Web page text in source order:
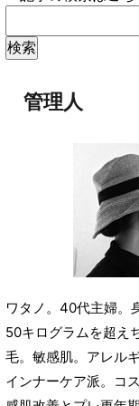
管理人
ワタノ。40代主婦。
50キログラムを超え
毛。敏感肌。アレルギ
インナーケア派。コ